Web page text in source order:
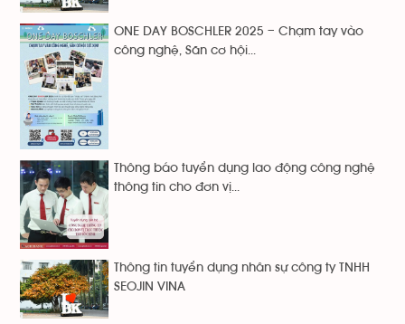
ONE DAY BOSCHLER 2025 – Chạm tay vào
công nghệ, Săn cơ hội...
Thông báo tuyển dụng lao động công nghệ
thông tin cho đơn vị...
Thông tin tuyển dụng nhân sự công ty TNHH
SEOJIN VINA